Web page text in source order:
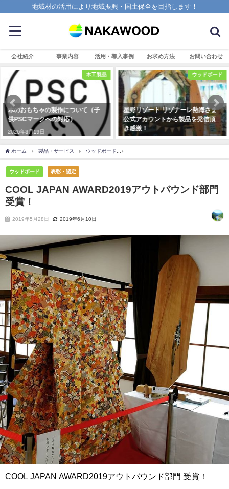
地域材の活用により地域振興・国土保全を目指します！
会社紹介 事業内容 活用・導入事例 お求め方法 お問い合わせ
ウッドボード
星野リゾート リゾナーレ熱海さま
公式アカウントから製品を発信頂
き感激！
ウッドボード
沖縄に新登場のリゾートホテル
「STORYLINE 瀬長島」のご紹介！
2024年4月30日
ホーム 製品・サービス ウッドボード
ウッドボード 表彰・認定
COOL JAPAN AWARD2019アウトバウンド部門
受賞！
2019年5月28日 2019年6月10日
COOL JAPAN AWARD2019アウトバウンド部門 受賞！